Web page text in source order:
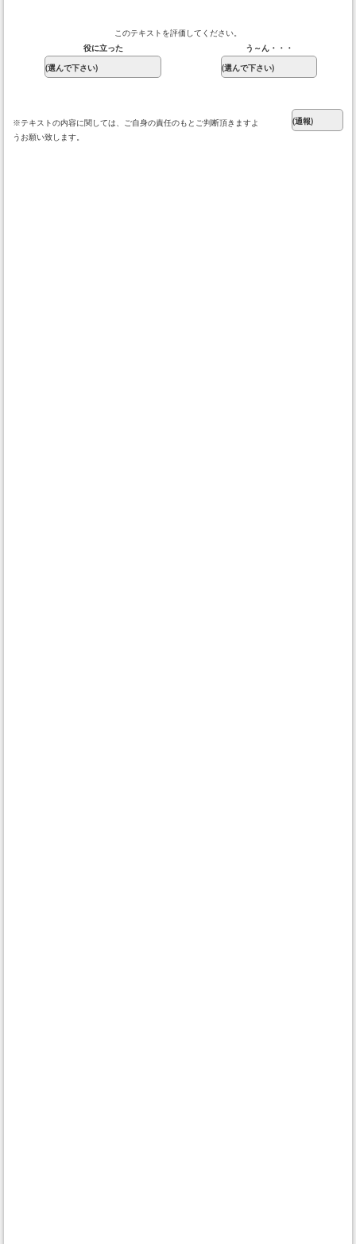
このテキストを評価してください。
役に立った
う～ん・・・
※テキストの内容に関しては、ご自身の責任のもとご判断頂きますよ
うお願い致します。